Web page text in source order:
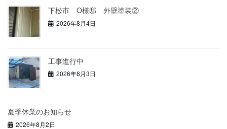
下松市 O様邸 外壁塗装②
2026年8月4日
工事進行中
2026年8月3日
夏季休業のお知らせ
2026年8月2日